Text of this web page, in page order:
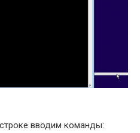
вводим команды: